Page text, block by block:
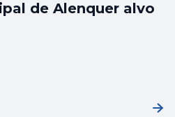
de Alenquer alvo